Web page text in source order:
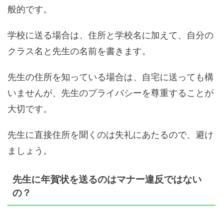
般的です。
学校に送る場合は、住所と学校名に加えて、自分の
クラス名と先生の名前を書きます。
先生の住所を知っている場合は、自宅に送っても構
いませんが、先生のプライバシーを尊重することが
大切です。
先生に直接住所を聞くのは失礼にあたるので、避け
ましょう。
先生に年賀状を送るのはマナー違反ではない
の？